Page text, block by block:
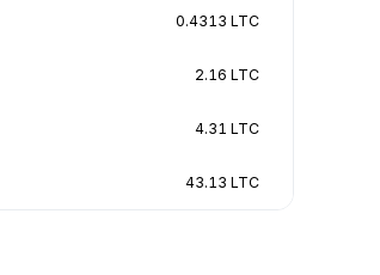
0.4313 LTC
2.16 LTC
4.31 LTC
43.13 LTC